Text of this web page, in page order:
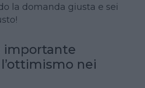
la domanda giusta e sei
importante
nei